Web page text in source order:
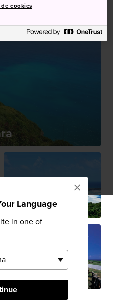
Language
in one of
×
Ilha de Tanegashima
A Ilha Miyako
cookies